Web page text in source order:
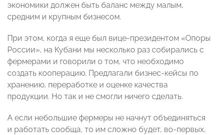
экономики должен быть баланс между малым,
средним и крупным бизнесом.
При этом, когда я еще был вице-президентом «Опоры
России», на Кубани мы несколько раз собирались с
фермерами и говорили о том, что необходимо
создать кооперацию. Предлагали бизнес-кейсы по
хранению, переработке и оценке качества
продукции. Но так и не смогли ничего сделать.
А если небольшие фермеры не начнут объединяться
и работать сообща, то им сложно будет, во-первых,